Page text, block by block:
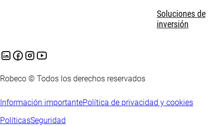
Soluciones de
inversión
Robeco © Todos los derechos reservados
Información importantePolítica de privacidad y cookies
PolíticasSeguridad